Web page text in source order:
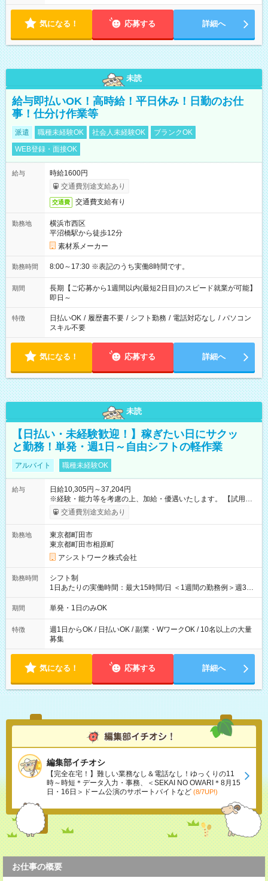
18:00 などのように、自由な働き方が可能なお仕事です！
気になる！ 応募する 詳細へ
未読
給与即払いOK！高時給！平日休み！日勤のお仕
事！仕分け作業等
派遣 職種未経験OK 社会人未経験OK
ブランクOK
WEB登録・面接OK
給与
時給1600円
交通費別途支給あり
交通費 交通費支給有り
勤務地
横浜市西区
平沼橋駅から徒歩12分
素材系メーカー
勤務時間 8:00～17:30 ※表記のうち実働8時間です。
期間
長期【ご応募から1週間以内(最短2日目)のスピード就業が可能】
即日～
特徴 日払いOK / 履歴書不要 / シフト勤務 / 電話対応なし / パソコン
スキル不要
気になる！ 応募する 詳細へ
未読
【日払い・未経験歓迎！】稼ぎたい日にサクッ
と勤務！単発・週1日～自由シフトの軽作業
アルバイト 職種未経験OK
給与
日給10,305円～37,204円
※経験・能力等を考慮の上、加給・優遇いたします。 【試用期
間】試用期間なし
交通費別途支給あり
勤務地
東京都町田市
東京都町田市相原町
アシストワーク株式会社
勤務時間
シフト制
1日あたりの実働時間：最大15時間/日 ＜1週間の勤務例＞週3回
勤務 勤務：月・水・金 休み：火・木・土・日 好きな時にお仕事
可能です！ ※1日あたりの最大実働時間は日勤、夜勤共に勤務し
期間 単発・1日のみOK
特徴
週1日からOK / 日払いOK / 副業・WワークOK / 10名以上の大量
募集
気になる！ 応募する 詳細へ
編集部イチオシ
【完全在宅！】難しい業務なし＆電話なし！ゆっくりの11
時～時短＊データ入力・事務、＜SEKAI NO OWARI＊8月15
日・16日＞ドーム公演のサポートバイトなど (8/7UP!)
お仕事の概要